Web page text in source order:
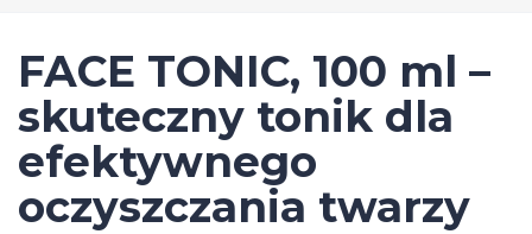
FACE TONIC, 100 ml –
skuteczny tonik dla
efektywnego
oczyszczania twarzy